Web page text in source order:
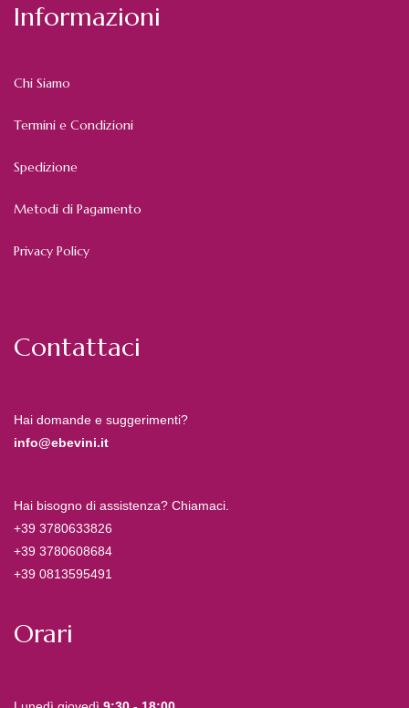
Informazioni
Chi Siamo
Termini e Condizioni
Spedizione
Metodi di Pagamento
Privacy Policy
Contattaci
Hai domande e suggerimenti?
info@ebevini.it
Hai bisogno di assistenza? Chiamaci.
+39 3780633826
+39 3780608684
+39 0813595491
Orari